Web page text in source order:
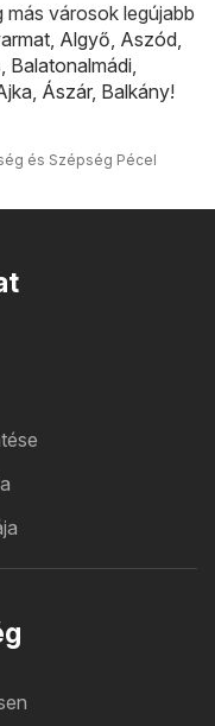
városok legújabb
, Algyő, Aszód,
, Balatonalmádi,
, Ászár, Balkány!
és Szépség Pécel